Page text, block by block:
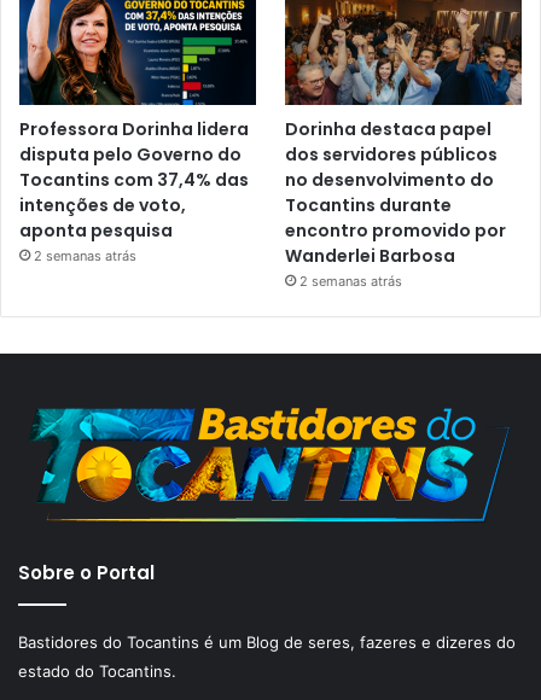
Professora Dorinha lidera
disputa pelo Governo do
Tocantins com 37,4% das
intenções de voto,
aponta pesquisa
2 semanas atrás
Dorinha destaca papel
dos servidores públicos
no desenvolvimento do
Tocantins durante
encontro promovido por
Wanderlei Barbosa
2 semanas atrás
Sobre o Portal
Bastidores do Tocantins é um Blog de seres, fazeres e dizeres do
estado do Tocantins.